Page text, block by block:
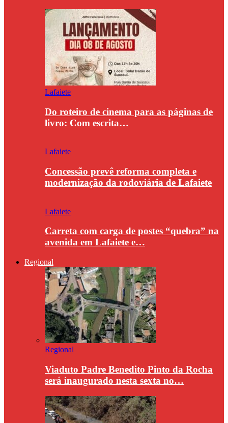
Lafaiete
Do roteiro de cinema para as páginas de
livro: Com escrita…
Lafaiete
Concessão prevê reforma completa e
modernização da rodoviária de Lafaiete
Lafaiete
Carreta com carga de postes “quebra” na
avenida em Lafaiete e…
Regional
Regional
Viaduto Padre Benedito Pinto da Rocha
será inaugurado nesta sexta no…